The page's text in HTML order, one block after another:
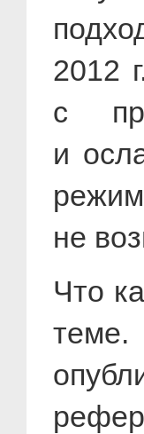
2012
с
и
не
Что
теме.